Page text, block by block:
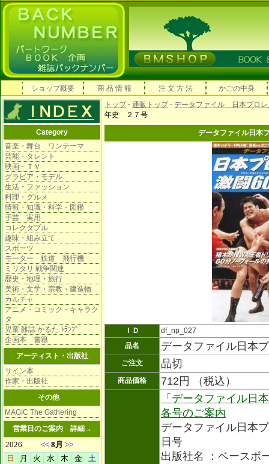
ショップ概要 商 品 情 報 注 文 方 法 かごの中身
Category
音楽・舞台 ワンテーマ
芸能・タレント
映画・ＴＶ
グラビア・モデル
生活・ファッション
料理・グルメ
情報・知識・科学・図鑑
手芸 実用
コレクタブル
趣味・組み立て
スポーツ
モーター 鉄道 飛行機
ミリタリ 戦争関連
歴史・地理・旅行
美術・文学・宗教・建造物
カルチャ
アニメ・コミック・キャラク
タ
児童 雑誌 かるた ﾄﾗﾝﾌﾟ
企画本 書籍
アーティスト・出版社
サイン本
作家・出版社
その他
MAGIC The Gathering
営業日のご案内 詳細→
トップ- 通販トップ- データファイル 日本プロ
年史 ２７号
データファイル日本
ＩＤ
df_np_027
品名
データファイル日本
ご注文 品切
商品価格 712円 （税込）
「データファイル日
各号のご案内
データファイル日本
日号
出版社名 ：ベースボ